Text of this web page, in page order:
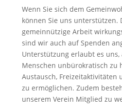
Wenn Sie sich dem
können Sie uns unterstützen.
gemeinnützige Arbeit
sind wir auch auf Spenden
Unterstützung erlaubt es
Menschen unbürokratisch zu
Austausch, Freizeitaktivitäten
zu ermöglichen. Zudem
unserem Verein Mitglied zu